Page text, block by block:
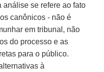
análise se refere ao fato
canônicos - não é
em tribunal, não
do processo e as
para o público.
à